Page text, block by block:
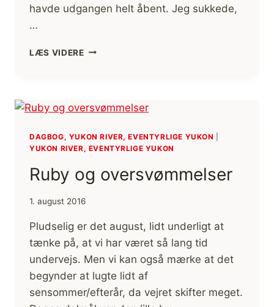
havde udgangen helt åbent. Jeg sukkede,
…
LÆS VIDEREMOTIVATIONEN,
DAGBOG, YUKON RIVER, EVENTYRLIGE YUKON
YUKON RIVER, EVENTYRLIGE YUKON
Ruby og oversvømmelser
1. august 2016
Pludselig er det august, lidt underligt at
tænke på, at vi har været så lang tid
undervejs. Men vi kan også mærke at det
begynder at lugte lidt af
sensommer/efterår, da vejret skifter meget.